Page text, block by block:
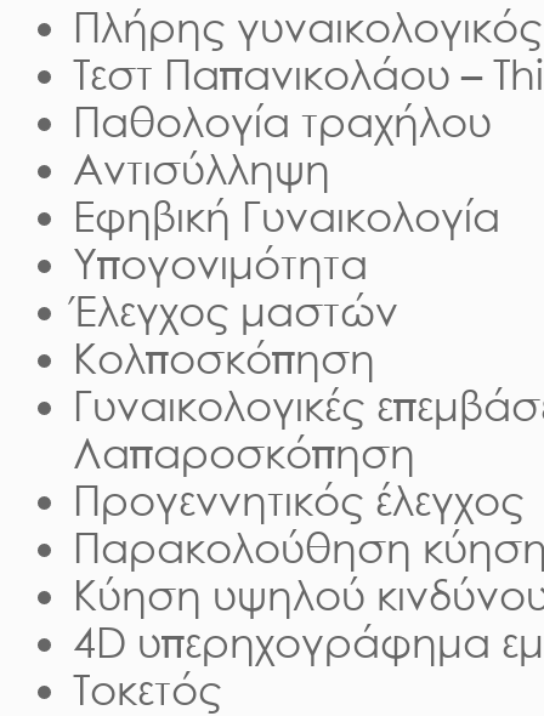
Πλήρης
Τεστ Παπανικολάου –
Παθολογία τραχήλου
Αντισύλληψη
Εφηβική Γυναικολογία
Υπογονιμότητα
Έλεγχος μαστών
Κολποσκόπηση
Γυναικολογικές
Λαπαροσκόπηση
Προγεννητικός έλεγχος
Παρακολούθηση
Κύηση υψηλού
4D υπερηχογράφημα
Τοκετός